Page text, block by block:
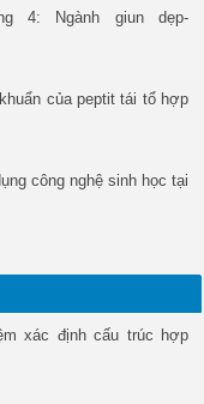
4: Ngành giun dẹp-
của peptit tái tổ hợp
công nghệ sinh học tại
xác định cấu trúc hợp